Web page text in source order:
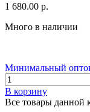
1 680.00 р.
Много в наличии
Минимальный
В корзину
Все товары данной